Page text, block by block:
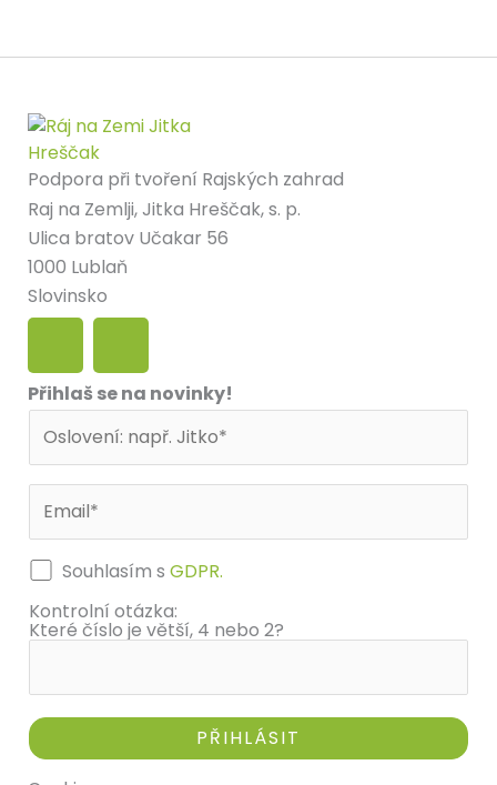
Podpora při tvoření Rajských zahrad
Raj na Zemlji, Jitka Hreščak, s. p.
Ulica bratov Učakar 56
1000 Lublaň
Slovinsko
F
a
c
e
b
o
o
k
I
n
s
t
a
g
r
a
Přihlaš se na novinky!
Souhlasím sGDPR.
Kontrolní otázka:
Které číslo je větší, 4 nebo 2?